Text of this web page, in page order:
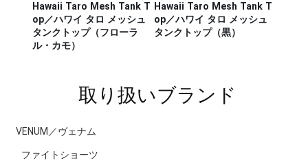
Hawaii Taro Mesh Tank T
op／ハワイ タロ メッシュ
タンクトップ（フローラ
ル・カモ）
Hawaii Taro Mesh Tank T
op／ハワイ タロ メッシュ
タンクトップ（黒）
取り扱いブランド
VENUM／ヴェナム
ファイトショーツ